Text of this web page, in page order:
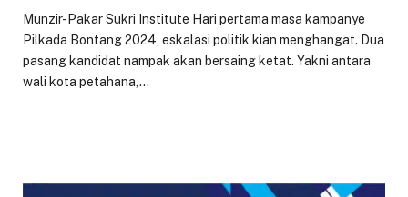
Munzir-Pakar Sukri Institute Hari pertama masa kampanye
Pilkada Bontang 2024, eskalasi politik kian menghangat. Dua
pasang kandidat nampak akan bersaing ketat. Yakni antara
wali kota petahana,…